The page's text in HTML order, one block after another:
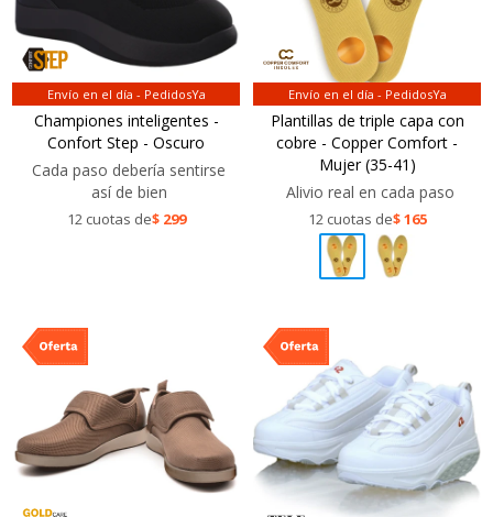
Envío en el día - PedidosYa
Championes inteligentes -
Confort Step - Oscuro
Cada paso debería sentirse
así de bien
12 cuotas de$ 299
Envío en el día - PedidosYa
Plantillas de triple capa con
cobre - Copper Comfort -
Mujer (35-41)
Alivio real en cada paso
12 cuotas de$165